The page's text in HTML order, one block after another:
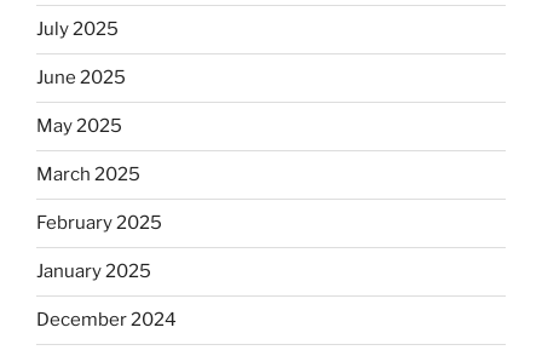
July 2025
June 2025
May 2025
March 2025
February 2025
January 2025
December 2024